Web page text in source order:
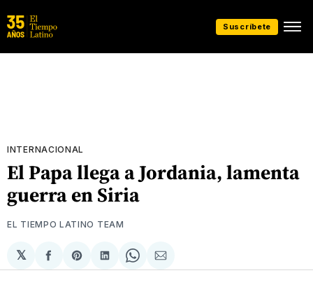
Suscríbete
INTERNACIONAL
El Papa llega a Jordania, lamenta
guerra en Siria
EL TIEMPO LATINO TEAM
𝕏
Compartir
en
Share
on
Compartir
en
Share
on
Compartir
via